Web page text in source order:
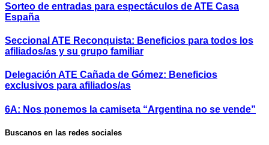
Sorteo de entradas para espectáculos de ATE Casa
España
Seccional ATE Reconquista: Beneficios para todos los
afiliados/as y su grupo familiar
Delegación ATE Cañada de Gómez: Beneficios
exclusivos para afiliados/as
6A: Nos ponemos la camiseta “Argentina no se vende”
Buscanos en las redes sociales